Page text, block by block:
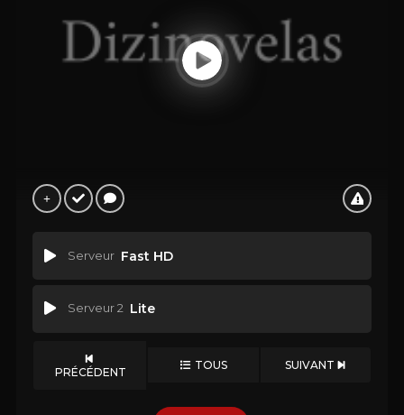
Serveur Fast HD
Serveur 2 Lite
PRÉCÉDENT TOUS SUIVANT